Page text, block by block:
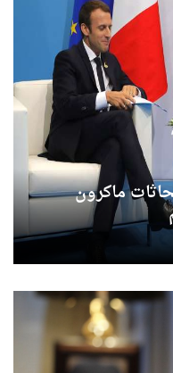
ماكرون